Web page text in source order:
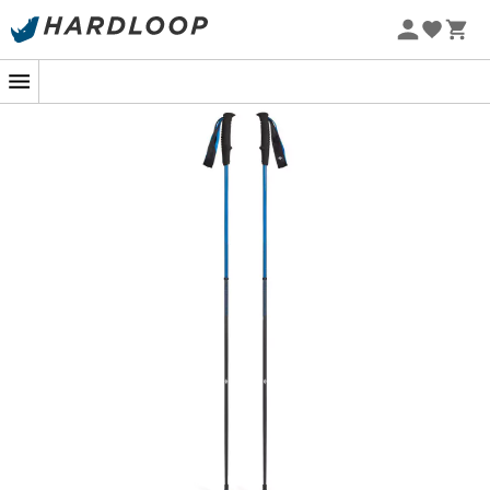
Promoções de verão 🔥 -5% EXTRA a partir de 2 produtos*